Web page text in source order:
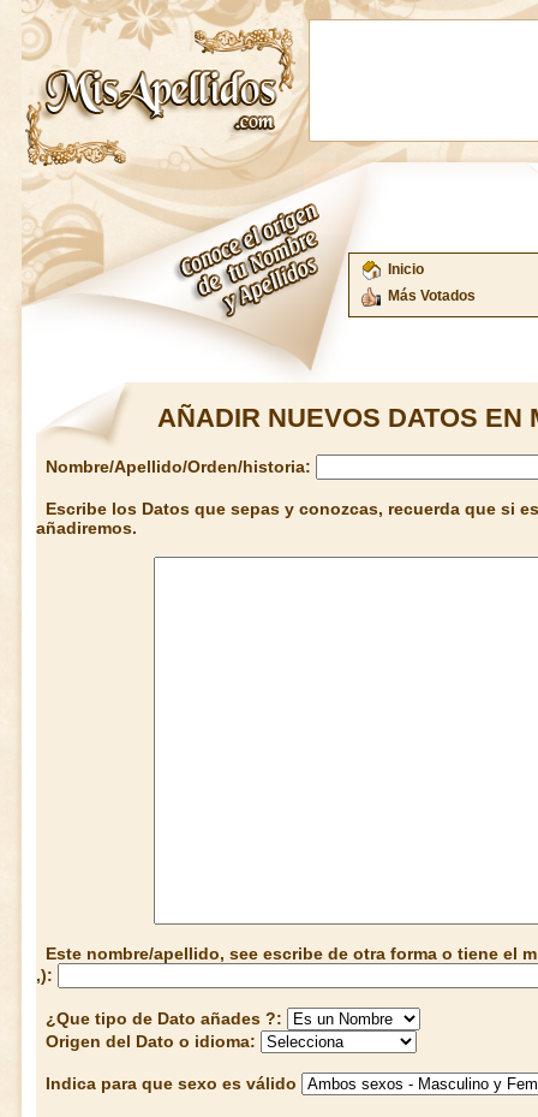
Inicio
Más Votados
AÑADIR NUEVOS DATOS EN
Nombre/Apellido/Orden/historia:
Escribe los Datos que sepas y conozcas, recuerda que si
añadiremos.
Este nombre/apellido, see escribe de otra forma o tiene el
,):
¿Que tipo de Dato añades ?:
Origen del Dato o idioma:
Indica para que sexo es válido